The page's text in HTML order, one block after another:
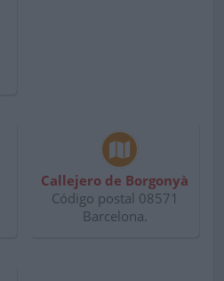
Callejero de Borgonyà
Código postal 08571
Barcelona.